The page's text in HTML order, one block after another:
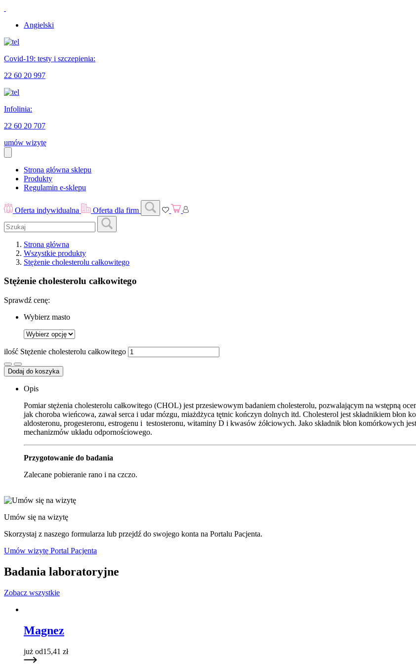
Angielski
Covid-19: testy i szczepienia:
22 60 20 997
Infolinia:
22 60 20 707
umów wizytę
Strona główna sklepu
Produkty
Regulamin e-sklepu
Oferta indywidualna Oferta dla firm
Strona główna
Wszystkie produkty
Stężenie cholesterolu całkowitego
Stężenie cholesterolu całkowitego
Sprawdź cenę:
Wybierz masto
ilość Stężenie cholesterolu całkowitego
Dodaj do koszyka
Opis
Pomiar stężenia cholesterolu całkowitego (CHOL) jest przesiewowym badaniem cholesterolu, pozwalającym na wstępną
jak choroba wieńcowa, zawał serca i udar mózgu, miażdżyca tętnic kończyn dolnych itd. Cholesterol jest składnikiem
aldosteronu, progesteronu, estrogenu i testosteronu, witaminy D i kwasów żółciowych. Jako składnik błon komórkowych
mechanizmów układu odpornościowego.
Przygotowanie do badania
Zalecane pobieranie rano i na czczo.
Umów się na wizytę
Skorzystaj z naszego formularza lub przejdź do swojego konta na Portalu Pacjenta.
Umów wizytę Portal Pacjenta
Badania laboratoryjne
Zobacz wszystkie
Magnez
już od15,41 zł